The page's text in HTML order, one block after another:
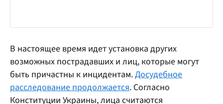
В настоящее время идет установка других
возможных пострадавших и лиц, которые могут
быть причастны к инцидентам.Досудебное
расследование продолжается. Согласно
Конституции Украины, лица считаются